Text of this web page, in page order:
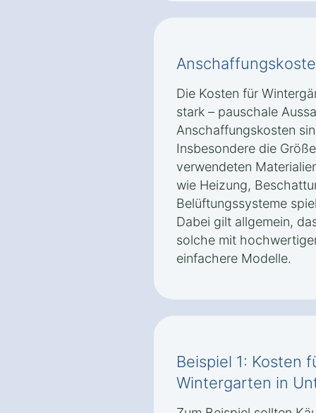
Die Kosten für
stark – pauschale
Anschaffungskosten
Insbesondere die
verwendeten
wie Heizung,
Belüftungssysteme
Dabei gilt allgemein,
solche mit
einfachere Modelle.
Beispiel 1: Kosten
Wintergarten in